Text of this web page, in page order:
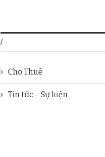
/
Cho Thuê
Tin tức – Sự kiện